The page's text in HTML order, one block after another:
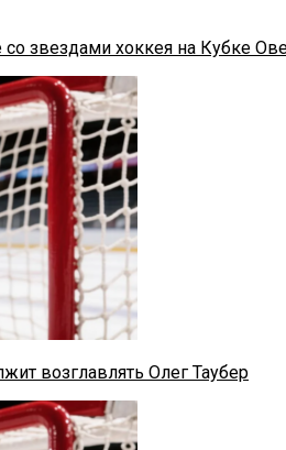
звездами хоккея на Кубке
возглавлять Олег Таубер